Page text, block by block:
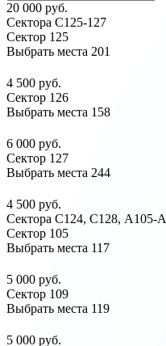
20 000 руб.
Сектора С125-127
Сектор 125
Выбрать места 201
4 500 руб.
Сектор 126
Выбрать места 158
6 000 руб.
Сектор 127
Выбрать места 244
4 500 руб.
Сектора C124, C128, А105-
Сектор 105
Выбрать места 117
5 000 руб.
Сектор 109
Выбрать места 119
5 000 руб.